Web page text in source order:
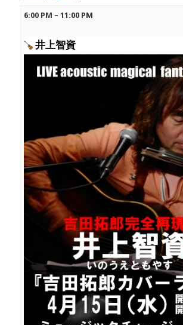
6:00 PM – 11:00 PM
井上智資